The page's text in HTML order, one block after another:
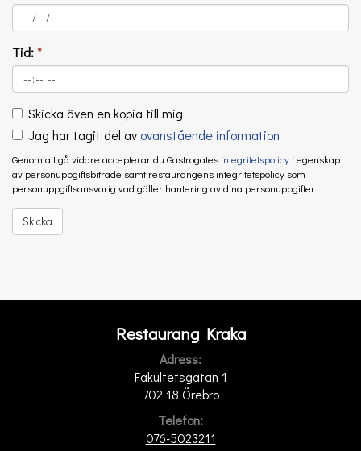
Tid:*
Skicka även en kopia till mig
Jag har tagit del av ovanstående information
Genom att gå vidare accepterar du Gastrogates integritetspolicy i egenskap
av personuppgiftsbiträde samt restaurangens integritetspolicy som
personuppgiftsansvarig vad gäller hantering av dina personuppgifter
Skicka
Restaurang Kraka
Adress:
Fakultetsgatan 1
702 18 Örebro
Telefon:
076-5023211